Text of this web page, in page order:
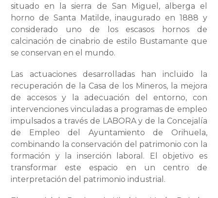
situado en la sierra de San Miguel, alberga el
horno de Santa Matilde, inaugurado en 1888 y
considerado uno de los escasos hornos de
calcinación de cinabrio de estilo Bustamante que
se conservan en el mundo.
Las actuaciones desarrolladas han incluido la
recuperación de la Casa de los Mineros, la mejora
de accesos y la adecuación del entorno, con
intervenciones vinculadas a programas de empleo
impulsados a través de LABORA y de la Concejalía
de Empleo del Ayuntamiento de Orihuela,
combinando la conservación del patrimonio con la
formación y la inserción laboral. El objetivo es
transformar este espacio en un centro de
interpretación del patrimonio industrial.